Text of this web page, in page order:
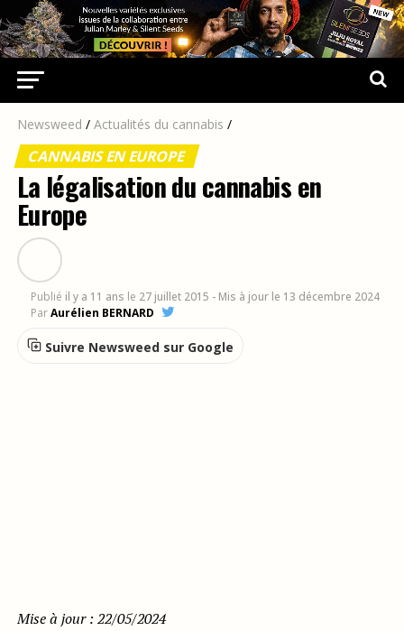
Newsweed / Actualités du cannabis /
CANNABIS EN EUROPE
La légalisation du cannabis en
Europe
Publié il y a 11 ans le 27 juillet 2015 - Mis à jour le 13 décembre 2024
ParAurélien BERNARD
Suivre Newsweed sur Google
Mise à jour : 22/05/2024